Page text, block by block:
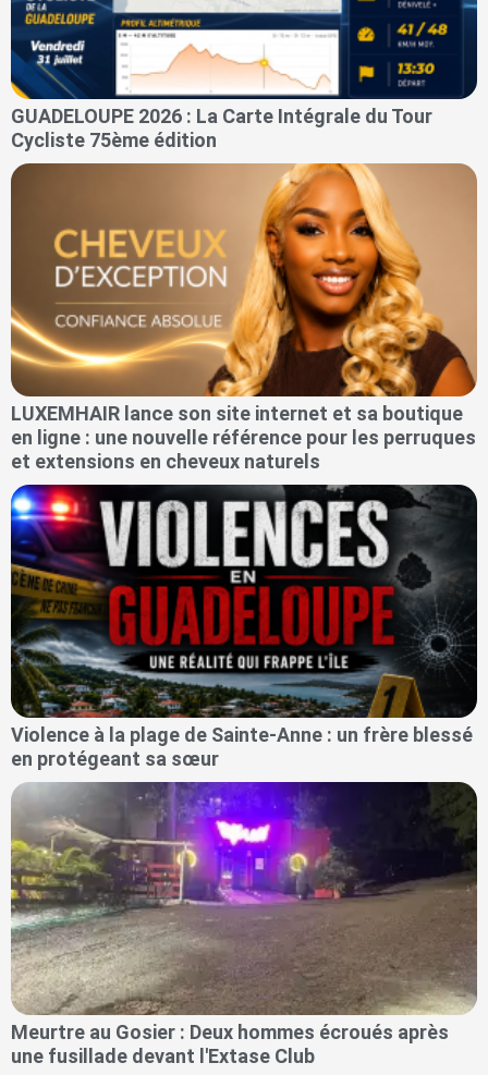
GUADELOUPE 2026 : La Carte Intégrale du Tour
Cycliste 75ème édition
LUXEMHAIR lance son site internet et sa boutique
en ligne : une nouvelle référence pour les perruques
et extensions en cheveux naturels
Violence à la plage de Sainte-Anne : un frère blessé
en protégeant sa sœur
Meurtre au Gosier : Deux hommes écroués après
une fusillade devant l'Extase Club